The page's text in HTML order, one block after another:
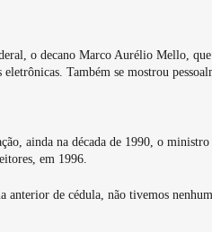
o decano Marco Aurélio Mello,
Também se mostrou
ainda na década de 1990, o
em 1996.
de cédula, não tivemos